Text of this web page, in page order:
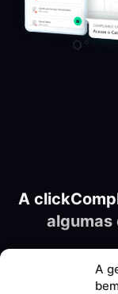
A
A
algumas